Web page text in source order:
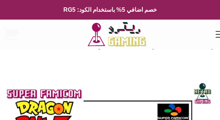
خصم اضافي 5% باستخدام الكود: RG5
Nintendo نينتيندو العائلة